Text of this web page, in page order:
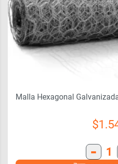
Malla Hexagonal
$
- 1